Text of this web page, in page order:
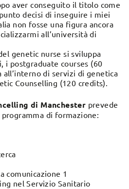
aver conseguito il titolo come
decisi di inseguire i miei
non fosse una figura ancora
all’università di
genetic nurse si sviluppa
i postgraduate courses (60
all’interno di servizi di genetica
Counselling (120 credits).
di Manchester prevede
di formazione:
comunicazione 1
nel Servizio Sanitario